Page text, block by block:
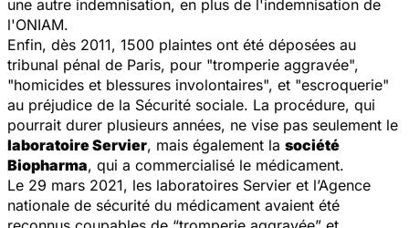
une autre indemnisation, en plus de l'indemnisation de
l'ONIAM.
Enfin, dès 2011, 1500 plaintes ont été déposées au
tribunal pénal de Paris, pour "tromperie aggravée",
"homicides et blessures involontaires", et "escroquerie"
au préjudice de la Sécurité sociale. La procédure, qui
pourrait durer plusieurs années, ne vise pas seulement le
laboratoire Servier, mais également la société
Biopharma, qui a commercialisé le médicament.
Le 29 mars 2021, les laboratoires Servier et l’Agence
nationale de sécurité du médicament avaient été